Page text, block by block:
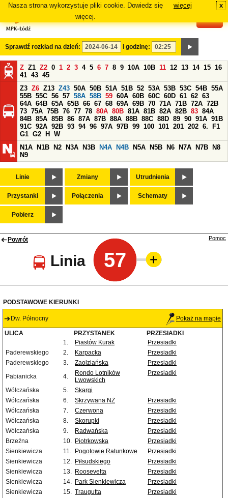
Nasza strona wykorzystuje pliki cookie. Dowiedz się
więcej.
więcej x
Sprawdź rozkład na dzień: i godzinę:
Z Z1 Z2 0 1 2 3 4 5 6 7 8 9 10A 10B 11 12 13 14 15 16
41 43 45
Z3 Z6 Z13 Z43 50A 50B 51A 51B 52 53A 53B 53C 54B 55A
55B 55C 56 57 58A 58B 59 60A 60B 60C 60D 61 62 63
64A 64B 65A 65B 66 67 68 69A 69B 70 71A 71B 72A 72B
73 75A 75B 76 77 78 80A 80B 81A 81B 82A 82B 83 84A
84B 85A 85B 86 87A 87B 88A 88B 88C 88D 89 90 91A 91B
91C 92A 92B 93 94 96 97A 97B 99 100 101 201 202 6.
F1
G1 G2 H
W
N1A
N1B N2 N3A N3B N4A N4B N5A N5B N6 N7A N7B
N8
N9
Linie Zmiany Utrudnienia
Przystanki Połączenia Schematy
Pobierz
Powrót
Linia 57
Pomoc
PODSTAWOWE KIERUNKI
Dw. Północny Pokaż na mapie
ULICA PRZYSTANEK
PRZESIADKI
1.
Piastów Kurak
Przesiadki
Paderewskiego
2. Karpacka
Przesiadki
Paderewskiego
3. Zaolziańska
Przesiadki
Pabianicka
4.
Rondo Lotników
Lwowskich
Przesiadki
Wólczańska 5.
Skargi
Wólczańska
6. Skrzywana NŻ
Przesiadki
Wólczańska
7. Czerwona
Przesiadki
Wólczańska
8. Skorupki
Przesiadki
Wólczańska
9. Radwańska
Przesiadki
Brzeźna
10. Piotrkowska
Przesiadki
Sienkiewicza
11. Pogotowie Ratunkowe
Przesiadki
Sienkiewicza
12. Piłsudskiego
Przesiadki
Sienkiewicza
13. Roosevelta
Przesiadki
Sienkiewicza
14. Park Sienkiewicza
Przesiadki
Sienkiewicza
15. Traugutta
Przesiadki